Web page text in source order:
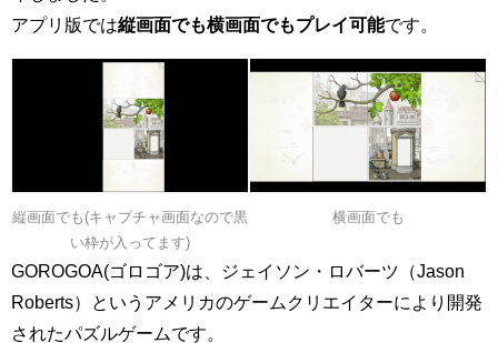
アプリ版では縦画面でも横画面でもプレイ可能です。
縦画面でも(キャプチャ画面なので黒
い枠が入ってます)
横画面でも
GOROGOA(ゴロゴア)は、ジェイソン・ロバーツ（Jason
Roberts）というアメリカのゲームクリエイターにより開発
されたパズルゲームです。